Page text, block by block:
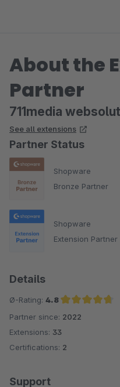
About the
Partner
711media
See all extensions
Partner Status
Shopware
Bronze Partner
Shopware
Extension Partner
Details
Ø-Rating: 4.8
Average rating of 4.8 out of 5 stars
Partner since: 2022
Extensions: 33
Certifications: 2
Support